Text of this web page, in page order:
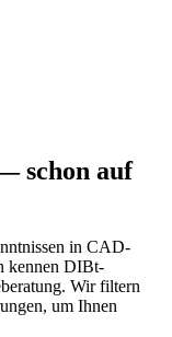
schon auf
in CAD-
kennen DIBt-
Wir filtern
um Ihnen